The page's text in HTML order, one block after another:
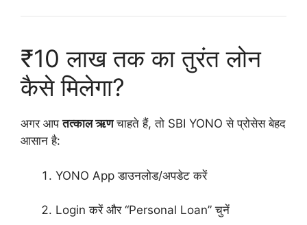
₹10 लाख तक का तुरंत लोन
कैसे मिलेगा?
अगर आपतत्काल ऋणचाहते हैं, तो SBI YONO से प्रोसेस बेहद
आसान है:
YONO App डाउनलोड/अपडेट करें
Login करें और “Personal Loan” चुनें